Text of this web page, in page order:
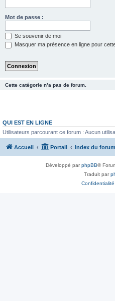
Mot de passe :
Se souvenir de moi
Masquer ma présence en ligne pour
Cette catégorie n’a pas de forum.
QUI EST EN LIGNE
Utilisateurs parcourant ce forum : Aucun
Accueil Portail Index du forum
Développé parphpBB®
Traduit par
Confidentialité